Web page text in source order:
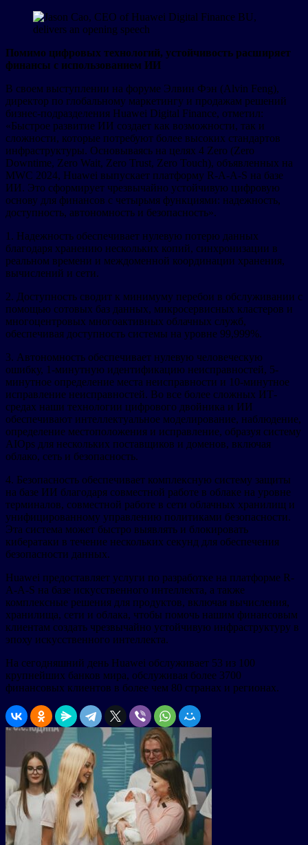
Помимо цифровых технологий, устойчивость расширяет
финансы с использованием ИИ
В своем выступлении на форуме Элвин Фэн (Alvin Feng),
директор по глобальному маркетингу и продажам решений
бизнес-подразделения Huawei Digital Finance, отметил:
«Быстрое развитие ИИ создает как возможности, так и
сложности, которые потребуют более высоких стандартов
инфраструктуры. Основываясь на целях 4 Zero (Zero
Downtime, Zero Wait, Zero Trust, Zero Touch), объявленных на
MWC 2024, Huawei выпускает платформу R-A-A-S на базе
ИИ. Это сформирует чрезвычайно устойчивую цифровую
основу для финансов с четырьмя функциями: надежность,
доступность, автономность и безопасность».
1. Надежность обеспечивает нулевую потерю данных
благодаря хранению нескольких копий, синхронизации в
реальном времени и междоменной координации хранения,
вычислений и сети.
2. Доступность сводит к минимуму перебои в обслуживании с
помощью сотовых баз данных, микросервисных кластеров и
многоцентровых многоактивных облачных служб,
обеспечивая доступность системы на уровне 99,999%.
3. Автономность обеспечивает нулевую человеческую
ошибку, 1-минутную идентификацию неисправностей, 5-
минутное определение места неисправности и 10-минутное
исправление неисправностей. Во все более сложных ИТ-
средах наши технологии цифрового двойника и ИИ
обеспечивают интеллектуальное моделирование, наблюдение,
определение местоположения и исправление, образуя систему
AIOps для нескольких поставщиков и доменов, включая
облако, сеть и безопасность.
4. Безопасность обеспечивает комплексную систему защиты
на базе ИИ благодаря совместной работе в облаке на уровне
терминалов, совместной работе в сети облачных хранилищ и
унифицированному управлению политиками безопасности.
Эта система может быстро выявлять и блокировать
кибератаки в течение нескольких секунд для обеспечения
безопасности данных.
Huawei предоставляет услуги по разработке на платформе R-
A-A-S на базе искусственного интеллекта, а также
комплексные решения для продуктов, включая вычисления,
хранилища, сети и облака, чтобы помочь нашим финансовым
клиентам создать чрезвычайно устойчивую инфраструктуру в
эпоху искусственного интеллекта.
На сегодняшний день Huawei обслуживает 53 из 100
крупнейших банков мира, обслуживая более 3700
финансовых клиентов в более чем 80 странах и регионах.